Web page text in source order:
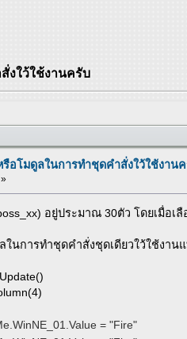
งใว้ใช้งานครับ
อโมดูลในการทำชุดคำสั่งใว้ใช้งาน
อยู่ประมาณ 30ตัว โดยเมื่อ
ในการทำชุดคำสั่งชุดเดียวใว้ใช้งา
= "Fire"